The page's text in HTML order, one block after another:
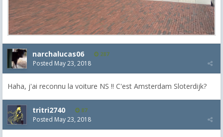
narchalucas06 287
Posted May 23, 2018
Haha, j'ai reconnu la voiture NS !! C'est Amsterdam Sloterdijk?
tritri2740 87
Posted May 23, 2018